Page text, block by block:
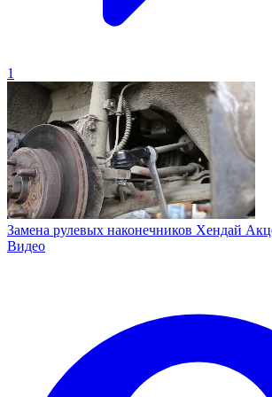
1
Замена рулевых наконечников Хендай
Видео